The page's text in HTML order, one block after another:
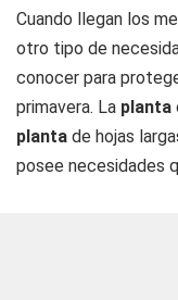
Cuando llegan los
otro tipo de
conocer para
primavera. La planta
planta de hojas
posee necesidades